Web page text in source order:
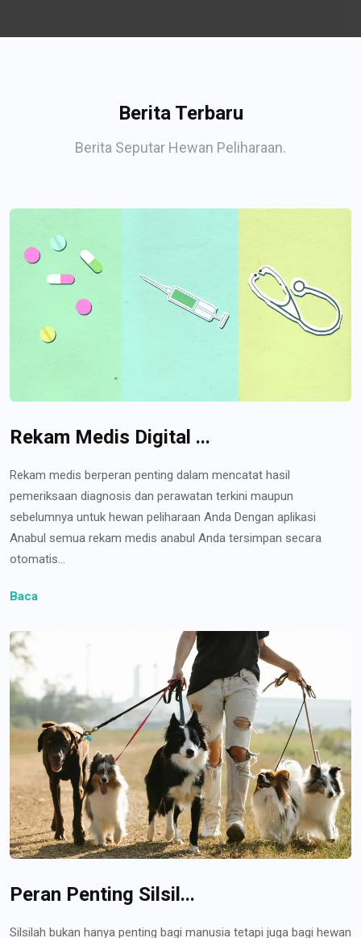
Berita Terbaru
Berita Seputar Hewan Peliharaan.
Rekam Medis Digital ...
Rekam medis berperan penting dalam mencatat hasil
pemeriksaan diagnosis dan perawatan terkini maupun
sebelumnya untuk hewan peliharaan Anda Dengan aplikasi
Anabul semua rekam medis anabul Anda tersimpan secara
otomatis...
Baca
Peran Penting Silsil...
Silsilah bukan hanya penting bagi manusia tetapi juga bagi hewan